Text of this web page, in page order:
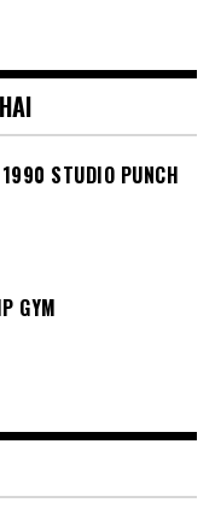
STUDIO PUNCH
GYM